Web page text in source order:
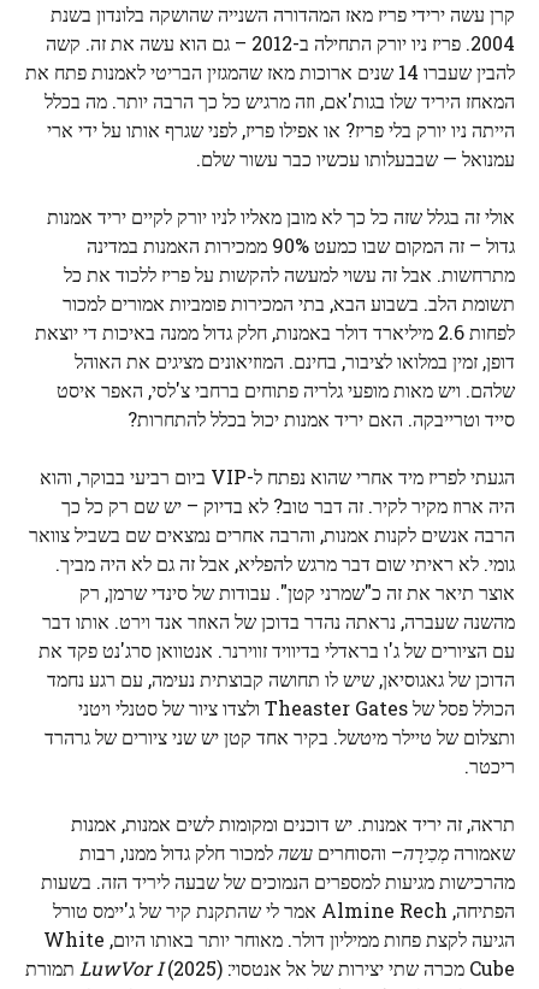
קרן עשה ירידי פריז מאז המהדורה השנייה שהושקה בלונדון בשנת
2004. פריז ניו יורק התחילה ב-2012 – גם הוא עשה את זה. קשה
להבין שעברו 14 שנים ארוכות מאז שהמגזין הבריטי לאמנות פתח את
המאחז היריד שלו בגות'אם, וזה מרגיש כל כך הרבה יותר. מה בכלל
הייתה ניו יורק בלי פריז? או אפילו פריז, לפני שגרף אותו על ידי ארי
עמנואל — שבבעלותו עכשיו כבר עשור שלם.
אולי זה בגלל שזה כל כך לא מובן מאליו לניו יורק לקיים יריד אמנות
גדול – זה המקום שבו כמעט 90% ממכירות האמנות במדינה
מתרחשות. אבל זה עשוי למעשה להקשות על פריז ללכוד את כל
תשומת הלב. בשבוע הבא, בתי המכירות פומביות אמורים למכור
לפחות 2.6 מיליארד דולר באמנות, חלק גדול ממנה באיכות די יוצאת
דופן, זמין במלואו לציבור, בחינם. המוזיאונים מציגים את האוהל
שלהם. ויש מאות מופעי גלריה פתוחים ברחבי צ'לסי, האפר איסט
סייד וטרייבקה. האם יריד אמנות יכול בכלל להתחרות?
הגעתי לפריז מיד אחרי שהוא נפתח ל-VIP ביום רביעי בבוקר, והוא
היה ארוז מקיר לקיר. זה דבר טוב? לא בדיוק – יש שם רק כל כך
הרבה אנשים לקנות אמנות, והרבה אחרים נמצאים שם בשביל צוואר
גומי. לא ראיתי שום דבר מרגש להפליא, אבל זה גם לא היה מביך.
אוצר תיאר את זה כ"שמרני קטן". עבודות של סינדי שרמן, רק
מהשנה שעברה, נראתה נהדר בדוכן של האוזר אנד וירט. אותו דבר
עם הציורים של ג'ו בראדלי בדיוויד זווירנר. אנטוואן סרג'נט פקד את
הדוכן של גאגוסיאן, שיש לו תחושה קבוצתית נעימה, עם רגע נחמד
הכולל פסל של Theaster Gates ולצדו ציור של סטנלי ויטני
ותצלום של טיילר מיטשל. בקיר אחד קטן יש שני ציורים של גרהרד
ריכטר.
תראה, זה יריד אמנות. יש דוכנים ומקומות לשים אמנות, אמנות
שאמורהמְכִירָה– והסוחרים עשהלמכור חלק גדול ממנו, רבות
מהרכישות מגיעות למספרים הנמוכים של שבעה ליריד הזה. בשעות
הפתיחה, Almine Rech אמר לי שהתקנת קיר של ג'יימס טורל
הגיעה לקצת פחות ממיליון דולר. מאוחר יותר באותו היום, White
Cube מכרה שתי יצירות של אל אנטסוי:
LuwVor I (2025) תמורת